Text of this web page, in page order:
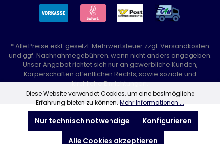
* Alle Preise exkl. gesetzl. Mehrwertsteuer zzgl. Versandkosten
und ggf. Nachnahmegebühren, wenn nicht anders angegeben.
Unser Angebot richtet sich nur an gewerbliche Kunden,
Körperschaften öffentlichen Rechts, sowie soziale und
kirchliche Einrichtungen.
Diese Website verwendet Cookies, um eine bestmögliche
Erfahrung bieten zu können. Mehr Informationen ...
Nur technisch notwendige
Konfigurieren
Alle Cookies akzeptieren